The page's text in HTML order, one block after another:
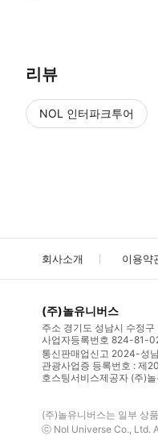
리뷰
NOL 인터파크투어
회사소개 이용약
(주)놀유니버스
주소 경기도 성남시 수정
사업자등록번호 824-81-
통신판매업신고 2024-성
관광사업증 등록번호 : 제
호스팅서비스제공자 (주)
(주)놀유니버스는 일부 상
ⓒ Nol Universe Co., Ltd.